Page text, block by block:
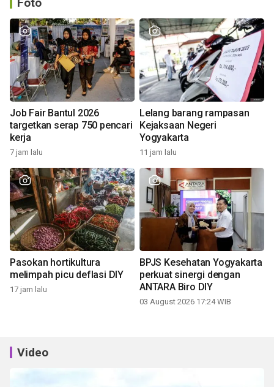
Job Fair Bantul 2026
targetkan serap 750 pencari
kerja
7 jam lalu
Lelang barang rampasan
Kejaksaan Negeri
Yogyakarta
11 jam lalu
Pasokan hortikultura
melimpah picu deflasi DIY
17 jam lalu
BPJS Kesehatan Yogyakarta
perkuat sinergi dengan
ANTARA Biro DIY
03 August 2026 17:24 WIB
Video